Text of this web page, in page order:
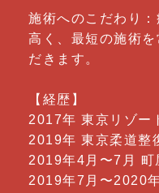
施術へのこだわり
高く、最短の施術
だきます。
【経歴】
2017年 東京リゾー
2019年 東京柔道整
2019年4月〜7月 町
2019年7月〜2020